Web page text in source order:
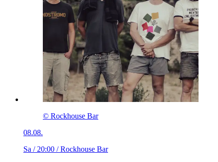
© Rockhouse Bar
08.08.
Sa / 20:00 / Rockhouse Bar